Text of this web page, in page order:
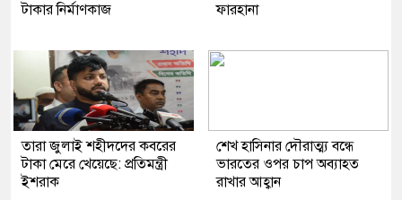
টাকার নির্মাণকাজ
ফারহানা
তারা জুলাই শহীদদের কবরের
টাকা মেরে খেয়েছে: প্রতিমন্ত্রী
ইশরাক
শেখ হাসিনার দৌরাত্ম্য বন্ধে
ভারতের ওপর চাপ অব্যাহত
রাখার আহ্বান